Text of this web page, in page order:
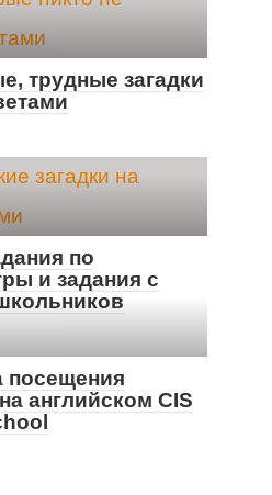
трудные загадки
по
и задания с
посещения
английском CIS